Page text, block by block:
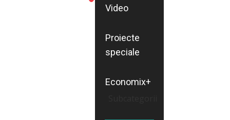
Video
Proiecte
speciale
Economix+